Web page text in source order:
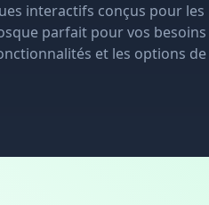
interactifs conçus pour les
parfait pour vos besoins
et les options de